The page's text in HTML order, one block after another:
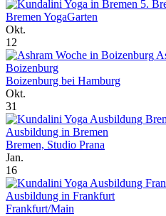
5.
Bremen YogaGarten
Okt.
12
Boizenburg
Boizenburg bei Hamburg
Okt.
31
Ausbildung in Bremen
Bremen, Studio Prana
Jan.
16
Ausbildung in Frankfurt
Frankfurt/Main